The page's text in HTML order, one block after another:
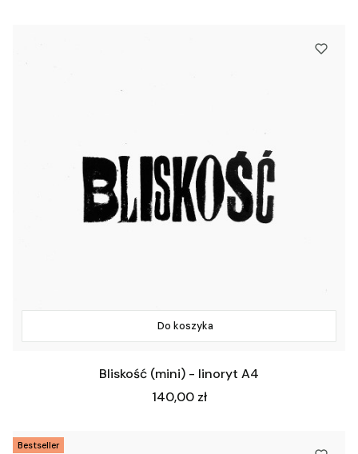
Do koszyka
Bliskość (mini) - linoryt A4
Cena
140,00 zł
Bestseller